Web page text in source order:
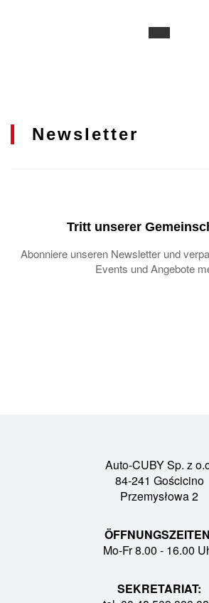
Newsletter
Tritt unserer
Abonniere unseren Newsletter und
Events und Angebote
Auto-CUBY Sp. z
84-241 Gościcino
Przemysłowa 2
Mo-Fr 8.00 - 16.00
SEKRETARIAT: